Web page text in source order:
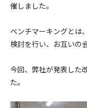
催しました。
ベンチマーキングとは
検討を行い、お互いの
今回、弊社が発表した
た。